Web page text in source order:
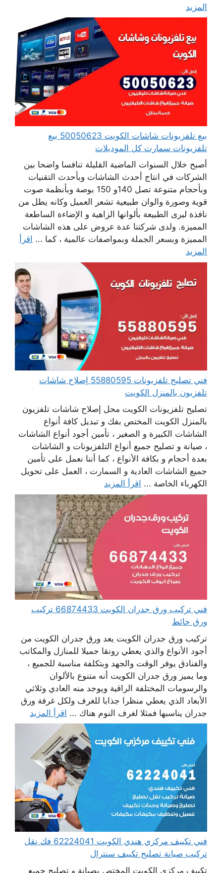
المزيد
بيع تلفزيونات شاشات الكويت 50050623 بيع
تلفزيونات سمارت كل الموديلات
أصبح خلال السنوات الماضية القليلة تنافسا واضحا بين
الشركات في انتاج أحدث الشاشات وبأحدث التقنيات
وبأحجام متنوعة تصل 140و 150 بوصة وبأنظمة صوت
قوية وصورة والوان طبيعية تشعر العميل وكانه يطل من
نافذة ليرى الطبيعة بألوانها الزاهية و الإضاءة الساطعة
المميزة. ولدى شركتنا عدة عروض على هذه الشاشات
المميزة وبسعر الجملة وبمواصفات عالمية ، كما ... اقرأ
المزيد
فني تصليح تلفزيونات 55880595 إصلاح شاشات
تلفزيون بالمنزل الكويت
تصليح تلفزيونات الكويت محل إصلاح شاشات تلفزيون
بالمنزل الكويت المختص بفك و تبديل كافة أنواع
الشاشات الكبيرة و الصغير ، تأمين أجود أنواع الشاشات
، صيانة و تصليح جميع أنواع التلفزيونات و الشاشات
بعدة أحجام و بكافة الأنواع ، كما أننا نعمل على تأمين
جميع الشاشات العادية و السمارت ، العمل على تحويل
الكهرباء الخاصة ... اقرأ المزيد
فني تركيب ورق جدران الكويت 66874433 تركيب
ورق حائط
تركيب ورق جدران الكويت يعد ورق جدران الكويت من
أجود الأنواع والذي يعطي رونقا جميلا للمنازل والمكاتب
والفنادق يوفر الوقت والجهد وبتكلفة مناسبة للجميع ،
وما يميز ورق جدران الكويت أنه متنوع بالألوان
والرسومات المختلفة الراقية ويوجد منه العادي وثلاثي
الأبعاد الذي يعطي منظرا جذابا للغرف ولكل غرفة ورق
جدران يناسبها فمثلا لغرف النوم هناك ... اقرأ المزيد
فني تكييف مركزي هندي الكويت 62224041 فك نقل
تركيب صيانة تصليح تكييف سنترال
تكييف مركزي الكويت المختص بصيانة و تصليح جميع